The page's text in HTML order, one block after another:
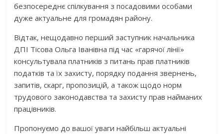
безпосереднє спілкування з посадовими особами
дуже актуальне для громадян району.
Відтак, нещодавно перший заступник начальника
ДПІ Тісова Ольга Іванівна під час «гарячої лінії»
консультувала платників з питань прав платників
податків та їх захисту, порядку подання звернень,
запитів, скарг, пропозицій, а також щодо норм
трудового законодавства та захисту прав найманих
працівників.
Пропонуємо до вашої уваги найбільш актуальні